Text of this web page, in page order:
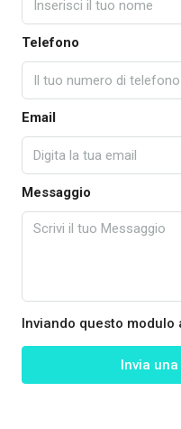
Telefono
Email
Messaggio
Inviando questo modulo
Invia